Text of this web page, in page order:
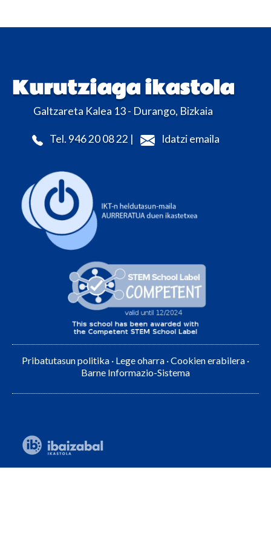
Kurutziaga ikastola
Galtzareta Kalea 13 - Durango, Bizkaia
Tel. 946 20 08 22 | Idatzi emaila
Pribatutasun politika · Lege oharra ·Cookien erabilera ·
Barne Informazio-Sistema